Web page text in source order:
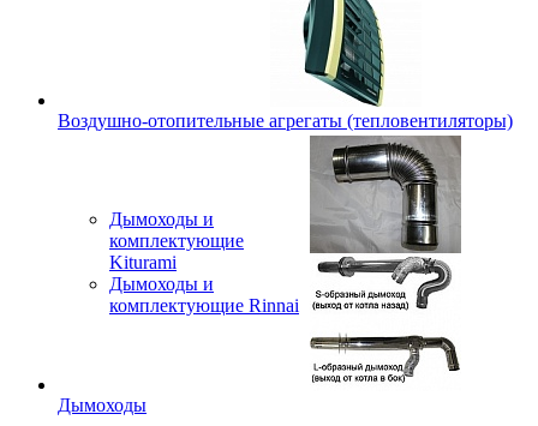
Воздушно-отопительные агрегаты (тепловентиляторы)
Дымоходы и
комплектующие
Kiturami
Дымоходы и
комплектующие Rinnai
Дымоходы